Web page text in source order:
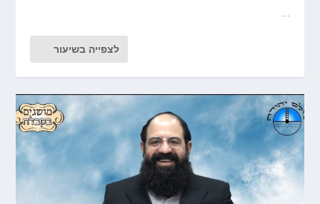
...
לצפייה בשיעור